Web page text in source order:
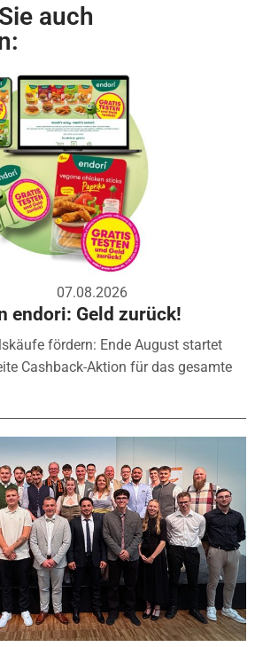
auch
07.08.2026
endori: Geld zurück!
fördern: Ende August startet
Cashback-Aktion für das gesamte